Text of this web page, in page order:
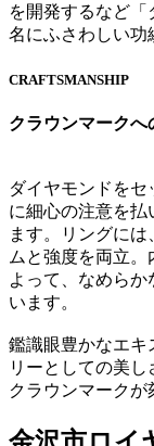
を開発するなど
名にふさわしい功
CRAFTSMANSHIP
クラウンマークへ
ダイヤモンドを
に細心の注意を払
ます。リングに
ムと強度を両立
よって、なめら
います。
鑑識眼豊かなエキ
リーとしての美し
クラウンマークが